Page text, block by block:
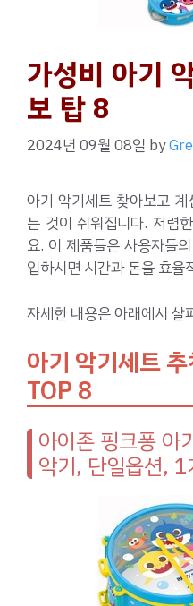
가성비 아기
보 탑 8
2024년 09월 08일 by
아기 악기세트 찾아보고
는 것이 쉬워집니다. 저렴
요. 이 제품들은 사용자들
입하시면 시간과 돈을 효율
자세한 내용은 아래에서 살
아기 악기세트
TOP 8
아이존 핑크퐁 아
악기, 단일옵션, 1